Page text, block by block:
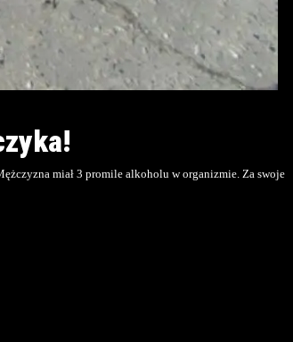
miał 3 promile alkoholu w organizmie. Za swoje